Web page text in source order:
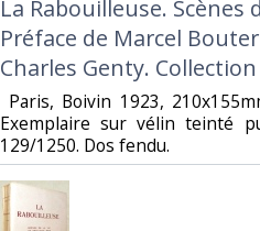
‎La Rabouilleuse. Scènes
Préface de Marcel
Charles Genty.
Paris, Boivin 1923,
Exemplaire sur vélin teinté
129/1250. Dos fendu. ‎